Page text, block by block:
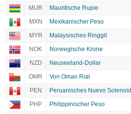
MUR
Mauritische Rupie
MXN
Mexikanischer Peso
MYR
Malaysisches Ringgit
NOK
Norwegische Krone
NZD
Neuseeland-Dollar
OMR
Von Oman Rial
PEN
Peruanisches Nuevo Solenoid
PHP
Philippinischer Peso